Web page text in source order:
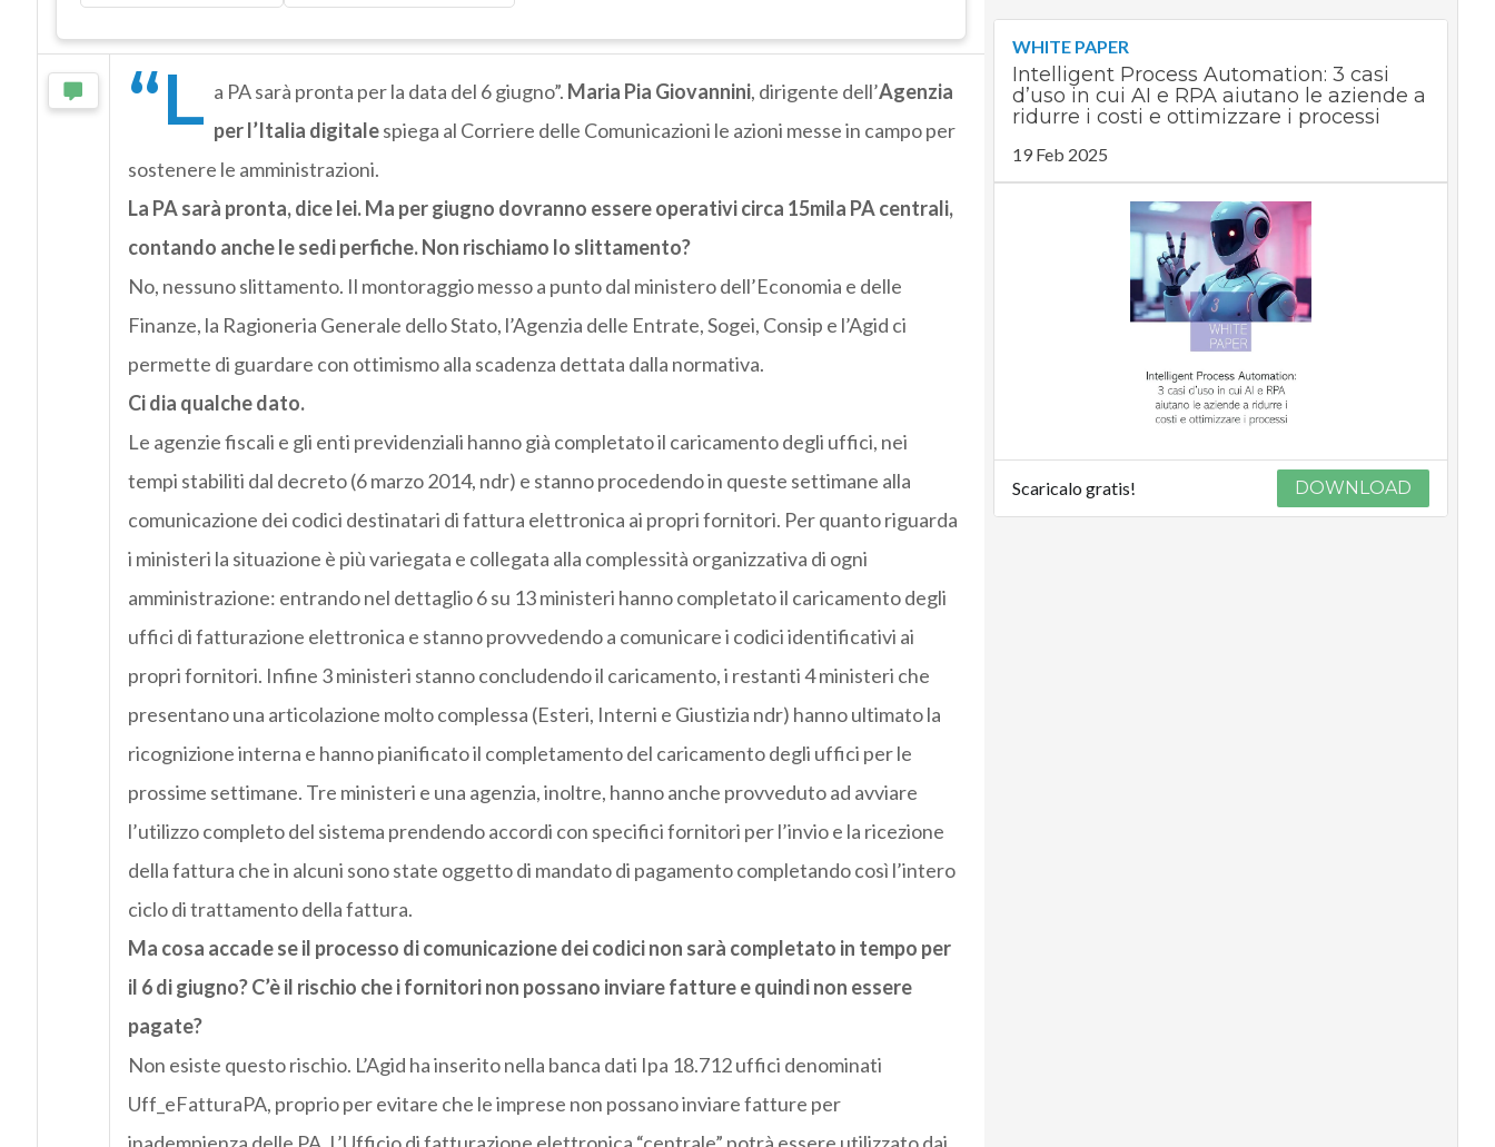
“L a PA sarà pronta per la data del 6 giugno”. Maria Pia Giovannini, dirigente dell’Agenzia
per l’Italia digitalespiega al Corriere delle Comunicazioni le azioni messe in campo per
sostenere le amministrazioni.
La PA sarà pronta, dice lei. Ma per giugno dovranno essere operativi circa 15mila PA centrali,
contando anche le sedi perfiche. Non rischiamo lo slittamento?
No, nessuno slittamento. Il montoraggio messo a punto dal ministero dell’Economia e delle
Finanze, la Ragioneria Generale dello Stato, l’Agenzia delle Entrate, Sogei, Consip e l’Agid ci
permette di guardare con ottimismo alla scadenza dettata dalla normativa.
Ci dia qualche dato.
Le agenzie fiscali e gli enti previdenziali hanno già completato il caricamento degli uffici, nei
tempi stabiliti dal decreto (6 marzo 2014, ndr) e stanno procedendo in queste settimane alla
comunicazione dei codici destinatari di fattura elettronica ai propri fornitori. Per quanto riguarda
i ministeri la situazione è più variegata e collegata alla complessità organizzativa di ogni
amministrazione: entrando nel dettaglio 6 su 13 ministeri hanno completato il caricamento degli
uffici di fatturazione elettronica e stanno provvedendo a comunicare i codici identificativi ai
propri fornitori. Infine 3 ministeri stanno concludendo il caricamento, i restanti 4 ministeri che
presentano una articolazione molto complessa (Esteri, Interni e Giustizia ndr) hanno ultimato la
ricognizione interna e hanno pianificato il completamento del caricamento degli uffici per le
prossime settimane. Tre ministeri e una agenzia, inoltre, hanno anche provveduto ad avviare
l’utilizzo completo del sistema prendendo accordi con specifici fornitori per l’invio e la ricezione
della fattura che in alcuni sono state oggetto di mandato di pagamento completando così l’intero
ciclo di trattamento della fattura.
Ma cosa accade se il processo di comunicazione dei codici non sarà completato in tempo per
il 6 di giugno? C’è il rischio che i fornitori non possano inviare fatture e quindi non essere
pagate?
Non esiste questo rischio. L’Agid ha inserito nella banca dati Ipa 18.712 uffici denominati
Uff_eFatturaPA, proprio per evitare che le imprese non possano inviare fatture per
WHITE PAPER
Intelligent Process Automation: 3 casi
d’uso in cui AI e RPA aiutano le aziende a
ridurre i costi e ottimizzare i processi
19 Feb 2025
Scaricalo gratis! DOWNLOAD